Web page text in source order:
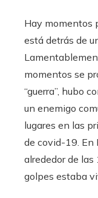
Hay momentos
está detrás de
momentos se
“guerra”, hubo
un enemigo
lugares en las
de covid-19. En
alrededor de las
golpes estaba